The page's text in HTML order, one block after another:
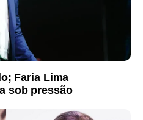
Faria Lima
sob pressão